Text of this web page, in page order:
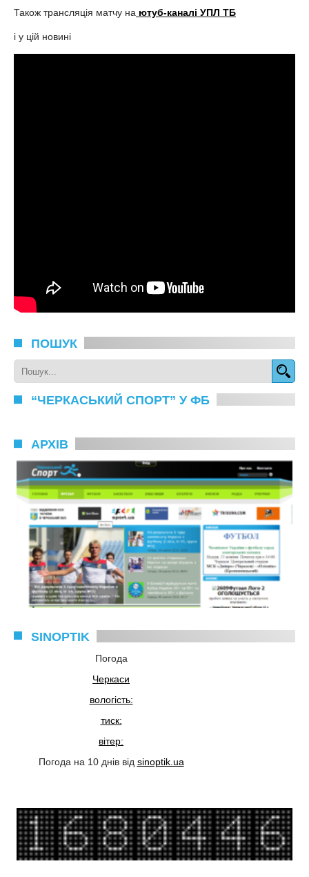
Також трансляція матчу на ютуб-каналі УПЛ ТБ
і у цій новині
ПОШУК
“ЧЕРКАСЬКИЙ СПОРТ” У ФБ
АРХІВ
SINOPTIK
Погода
Черкаси
вологість:
тиск:
вітер:
Погода на 10 днів від sinoptik.ua